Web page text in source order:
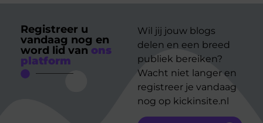
Registreer u
vandaag nog en
word lid van ons
platform
Wil jij jouw blogs
delen en een breed
publiek bereiken?
Wacht niet langer en
registreer je vandaag
nog op kickinsite.nl